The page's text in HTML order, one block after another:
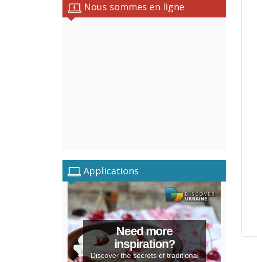
Nous sommes en ligne
Applications
Need more
inspiration?
Discover the secrets of traditional